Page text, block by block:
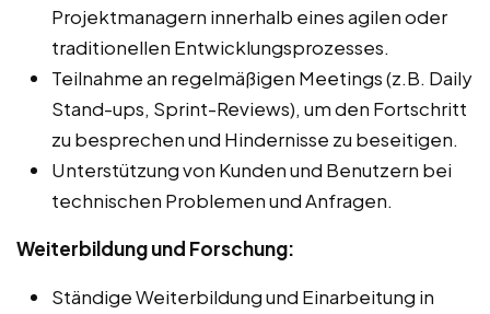
Projektmanagern innerhalb eines agilen oder
traditionellen Entwicklungsprozesses.
Teilnahme an regelmäßigen Meetings (z.B. Daily
Stand-ups, Sprint-Reviews), um den Fortschritt
zu besprechen und Hindernisse zu beseitigen.
Unterstützung von Kunden und Benutzern bei
technischen Problemen und Anfragen.
Weiterbildung und Forschung:
Ständige Weiterbildung und Einarbeitung in